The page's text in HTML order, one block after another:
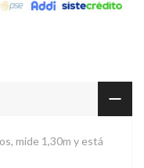
mide 1,30m y está